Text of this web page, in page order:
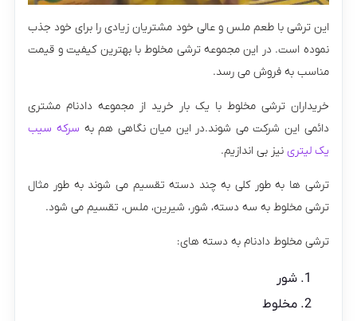
این ترشی با طعم ملس و عالی خود مشتریان زیادی را برای خود جذب
نموده است. در این مجموعه ترشی مخلوط با بهترین کیفیت و قیمت
مناسب به فروش می رسد.
خریداران ترشی مخلوط با یک بار خرید از مجموعه دادنام مشتری
دائمی این شرکت می شوند.در این میان نگاهی هم به سرکه سیب
یک لیتری نیز بی اندازیم.
ترشی ها به طور کلی به چند دسته تقسیم می شوند به طور مثال
ترشی مخلوط به سه دسته، شور، شیرین، ملس، تقسیم می شود.
ترشی مخلوط دادنام به دسته های:
شور
مخلوط